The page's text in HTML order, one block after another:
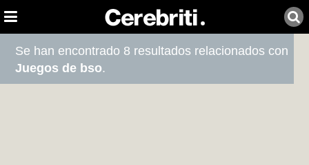
Se han encontrado 8 resultados relacionados con
Juegos de bso.